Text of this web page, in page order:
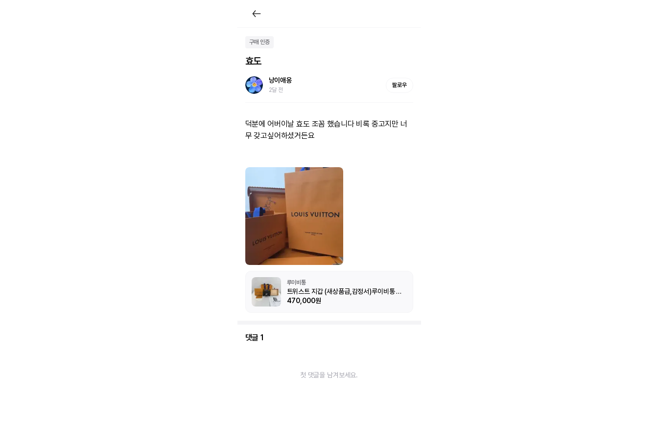
구매 인증
효도
낭이애옹
2달 전
팔로우
덕분에 어버이날 효도 조꼼 했습니다 비록 중고지만 너
무 갖고싶어하셨거든요
루이비통
트위스트 지갑 (새상품급,감정서)루이비통 에피 반지갑 월릿 M63322
470,000원
댓글1
첫 댓글을 남겨보세요.